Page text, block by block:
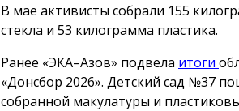
В мае активисты собрали 155
стекла и 53 килограмма пластика.
Ранее «ЭКА–Азов» подвела итоги
«Донсбор 2026». Детский сад №37
собранной макулатуры и